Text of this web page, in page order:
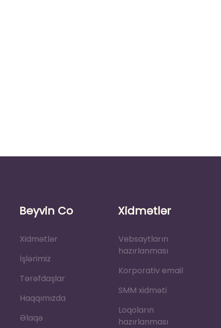
Beyvin Co
Xidmətlər
İşlərimiz
Tərəfdaşlar
Haqqımızda
Əlaqə
Xidmətlər
Vebsaytların
hazırlanması
Korporativ email
SMM xidməti
Loqoların
hazırlanması